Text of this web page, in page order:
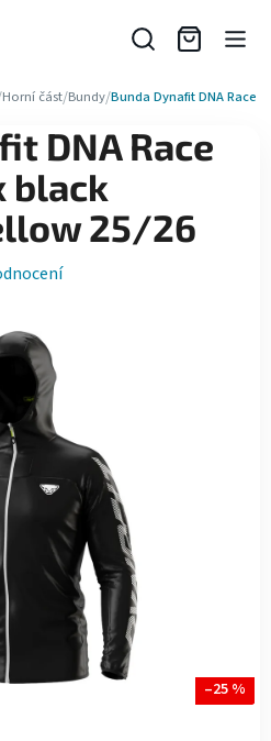
Horní část/Bundy/Bunda Dynafit DNA Race
DNA Race
black
25/26
–25 %